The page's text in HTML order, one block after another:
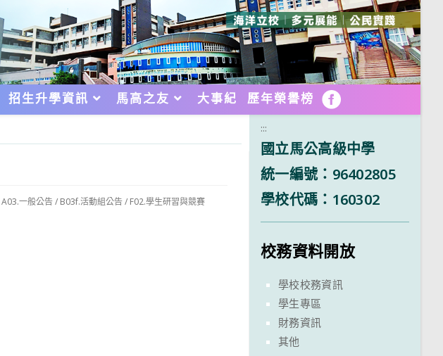
招生升學資訊 馬高之友 大事紀 歷年榮譽榜 FB
A03.一般公告/ B03f.活動組公告/ F02.學生研習與競賽
:::
國立馬公高級中學
統一編號：96402805
學校代碼：160302
校務資料開放
學校校務資訊
學生專區
財務資訊
其他